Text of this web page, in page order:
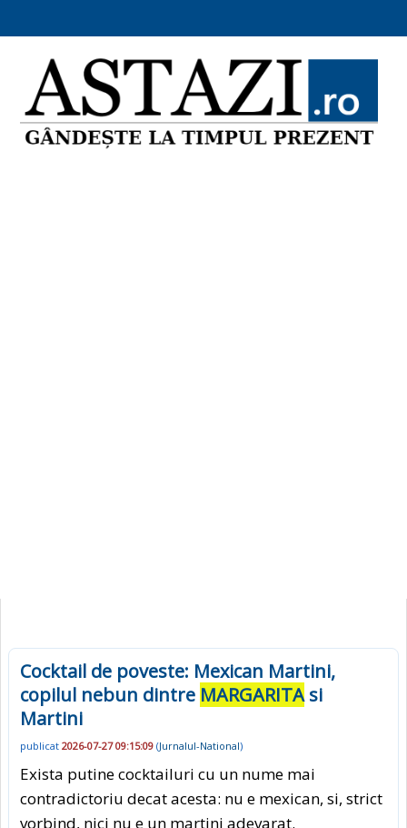
Cocktail de poveste: Mexican Martini,
copilul nebun dintre MARGARITAsi
Martini
publicat 2026-07-27 09:15:09 (Jurnalul-National)
Exista putine cocktailuri cu un nume mai
contradictoriu decat acesta: nu e mexican, si, strict
vorbind, nici nu e un martini adevarat.